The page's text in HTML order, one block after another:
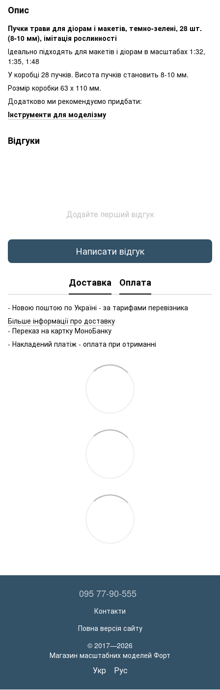
Опис
Пучки трави для діорам і макетів, темно-зелені, 28 шт.
(8-10 мм), імітація рослинності
Ідеально підходять для макетів і діорам в масштабах 1:32,
1:35, 1:48
У коробці 28 пучків. Висота пучків становить 8-10 мм.
Розмір коробки 63 х 110 мм.
Додатково ми рекомендуємо придбати:
Інструменти для моделізму
Відгуки
Додайте перший відгук
Написати відгук
Доставка Оплата
- Новою поштою по Україні - за тарифами перевізника
Більше інформації про доставку
- Переказ на картку МоноБанку
- Накладений платіж - оплата при отриманні
095 77-90-555
Контакти
Повна версія сайту
© 2017—2026
Магазин масштабних моделей Форт
Укр Рус